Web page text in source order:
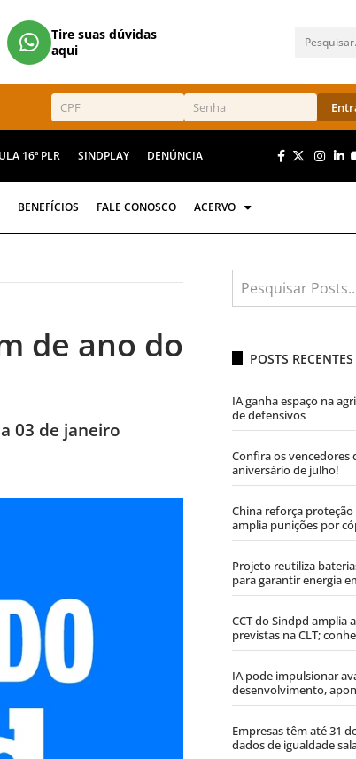
Tire suas dúvidas
aqui
16ª PLR SINDPLAY DENÚNCIA
BENEFÍCIOS FALE CONOSCO ACERVO
de ano do
03 de janeiro
POSTS RECENTES
IA ganha espaço na
de defensivos
Confira os vencedores
aniversário de julho!
China reforça
amplia punições por
Projeto reutiliza
para garantir energia
CCT do Sindpd amplia
previstas na CLT;
IA pode impulsionar
desenvolvimento,
Empresas têm até 31
dados de igualdade